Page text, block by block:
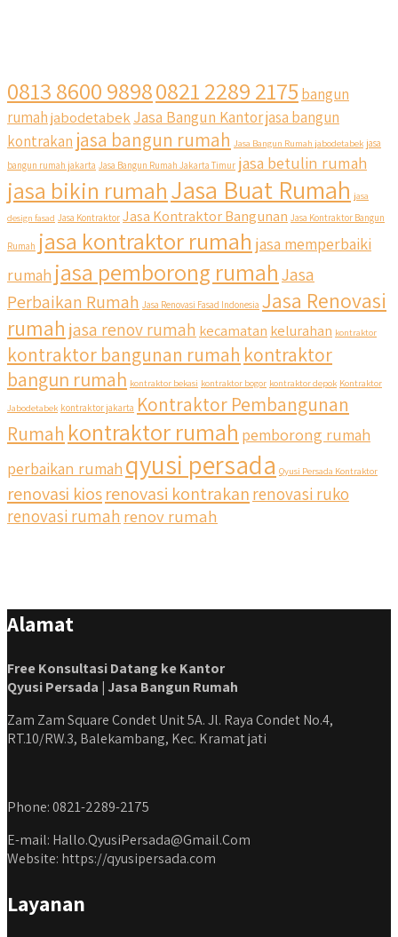
0813 8600 98980821 2289 2175 bangun
rumahjabodetabek Jasa Bangun Kantorjasa bangun
kontrakan jasa bangun rumah Jasa Bangun Rumah jabodetabek jasa
bangun rumah jakarta Jasa Bangun Rumah Jakarta Timur jasa betulin rumah
jasa bikin rumahJasa Buat Rumah jasa
design fasad Jasa Kontraktor Jasa Kontraktor Bangunan Jasa Kontraktor Bangun
Rumah jasa kontraktor rumah jasa memperbaiki
rumah jasa pemborong rumahJasa
Perbaikan Rumah Jasa Renovasi Fasad Indonesia Jasa Renovasi
rumah jasa renov rumah kecamatan kelurahan kontraktor
kontraktor bangunan rumah kontraktor
bangun rumah kontraktor bekasi kontraktor bogor kontraktor depok Kontraktor
Jabodetabek kontraktor jakarta Kontraktor Pembangunan
Rumah kontraktor rumah pemborong rumah
perbaikan rumah qyusi persada Qyusi Persada Kontraktor
renovasi kiosrenovasi kontrakanrenovasi ruko
renovasi rumah renov rumah
Alamat
Free Konsultasi Datang ke Kantor
Qyusi Persada | Jasa Bangun Rumah
Zam Zam Square Condet Unit 5A. Jl. Raya Condet No.4,
RT.10/RW.3, Balekambang, Kec. Kramat jati
Phone: 0821-2289-2175
E-mail: Hallo.QyusiPersada@Gmail.Com
Website: https://qyusipersada.com
Layanan